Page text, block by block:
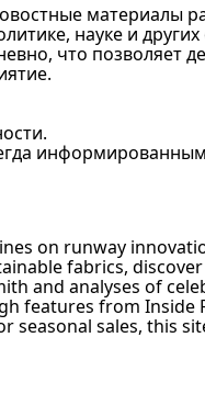
материалы
науке и других
что позволяет
on runway
fabrics,
and analyses of
features from Inside
seasonal sales, this